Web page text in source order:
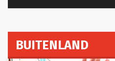
BUITENLAND